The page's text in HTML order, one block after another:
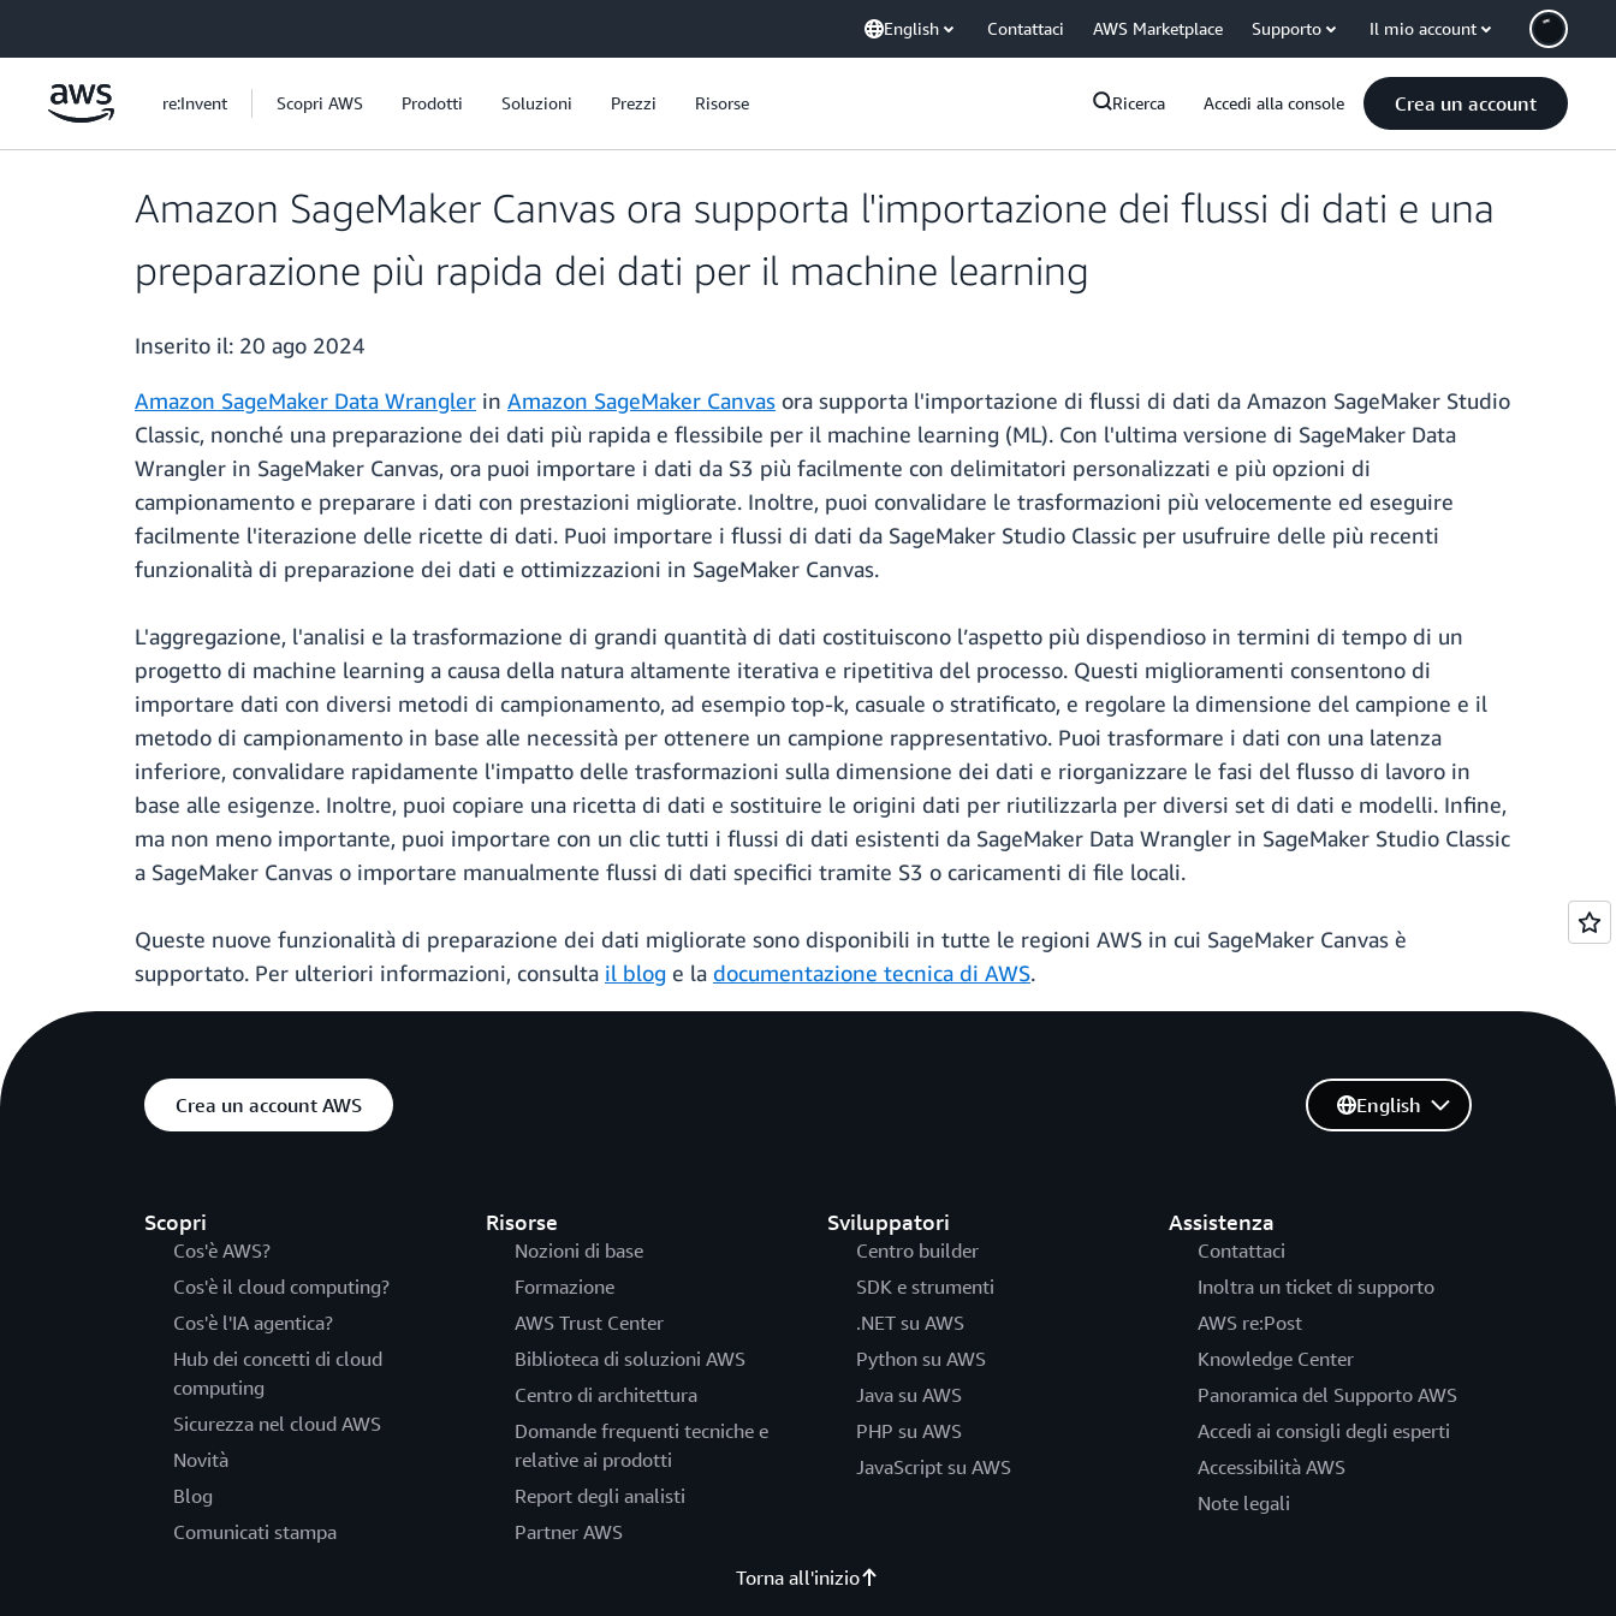
English Contattaci AWS Marketplace Supporto Il mio account
re:Invent Scopri AWS Prodotti Soluzioni Prezzi Risorse Ricerca Accedi alla console Crea un account
Amazon SageMaker Canvas ora supporta l'importazione dei flussi di dati e una
preparazione più rapida dei dati per il machine learning
Inserito il: 20 ago 2024
Amazon SageMaker Data Wrangler in Amazon SageMaker Canvas ora supporta l'importazione di flussi di dati da Amazon SageMaker Studio
Classic, nonché una preparazione dei dati più rapida e flessibile per il machine learning (ML). Con l'ultima versione di SageMaker Data
Wrangler in SageMaker Canvas, ora puoi importare i dati da S3 più facilmente con delimitatori personalizzati e più opzioni di
campionamento e preparare i dati con prestazioni migliorate. Inoltre, puoi convalidare le trasformazioni più velocemente ed eseguire
facilmente l'iterazione delle ricette di dati. Puoi importare i flussi di dati da SageMaker Studio Classic per usufruire delle più recenti
funzionalità di preparazione dei dati e ottimizzazioni in SageMaker Canvas.
L'aggregazione, l'analisi e la trasformazione di grandi quantità di dati costituiscono l’aspetto più dispendioso in termini di tempo di un
progetto di machine learning a causa della natura altamente iterativa e ripetitiva del processo. Questi miglioramenti consentono di
importare dati con diversi metodi di campionamento, ad esempio top-k, casuale o stratificato, e regolare la dimensione del campione e il
metodo di campionamento in base alle necessità per ottenere un campione rappresentativo. Puoi trasformare i dati con una latenza
inferiore, convalidare rapidamente l'impatto delle trasformazioni sulla dimensione dei dati e riorganizzare le fasi del flusso di lavoro in
base alle esigenze. Inoltre, puoi copiare una ricetta di dati e sostituire le origini dati per riutilizzarla per diversi set di dati e modelli. Infine,
ma non meno importante, puoi importare con un clic tutti i flussi di dati esistenti da SageMaker Data Wrangler in SageMaker Studio Classic
a SageMaker Canvas o importare manualmente flussi di dati specifici tramite S3 o caricamenti di file locali.
Queste nuove funzionalità di preparazione dei dati migliorate sono disponibili in tutte le regioni AWS in cui SageMaker Canvas è
supportato. Per ulteriori informazioni, consulta il blog e la documentazione tecnica di AWS.
Crea un account AWS
Scopri
Cos'è AWS?
Cos'è il cloud computing?
Cos'è l'IA agentica?
Hub dei concetti di cloud
computing
Sicurezza nel cloud AWS
Novità
Blog
Comunicati stampa
Risorse
Nozioni di base
Formazione
AWS Trust Center
Biblioteca di soluzioni AWS
Centro di architettura
Domande frequenti tecniche e
relative ai prodotti
Report degli analisti
Partner AWS
Sviluppatori
Centro builder
SDK e strumenti
.NET su AWS
Python su AWS
Java su AWS
PHP su AWS
JavaScript su AWS
Assistenza
Contattaci
Inoltra un ticket di supporto
AWS re:Post
Knowledge Center
Panoramica del Supporto AWS
Accedi ai consigli degli esperti
Accessibilità AWS
Note legali
English
Torna all'inizio